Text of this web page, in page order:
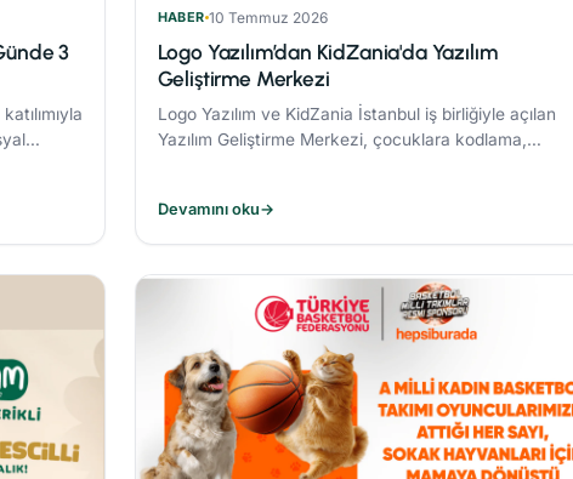
3
HABER 10 Temmuz 2026
Logo Yazılım’dan KidZania'da Yazılım
Geliştirme Merkezi
Logo Yazılım ve KidZania İstanbul iş birliğiyle açılan
Yazılım Geliştirme Merkezi, çocuklara kodlama,
Devamını oku→